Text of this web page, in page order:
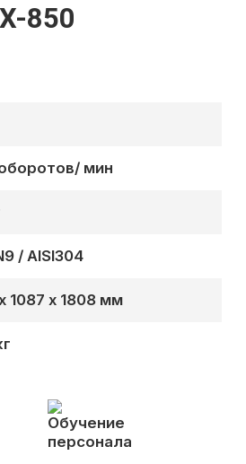
850
мин
/ AISI304
1087 х 1808 мм